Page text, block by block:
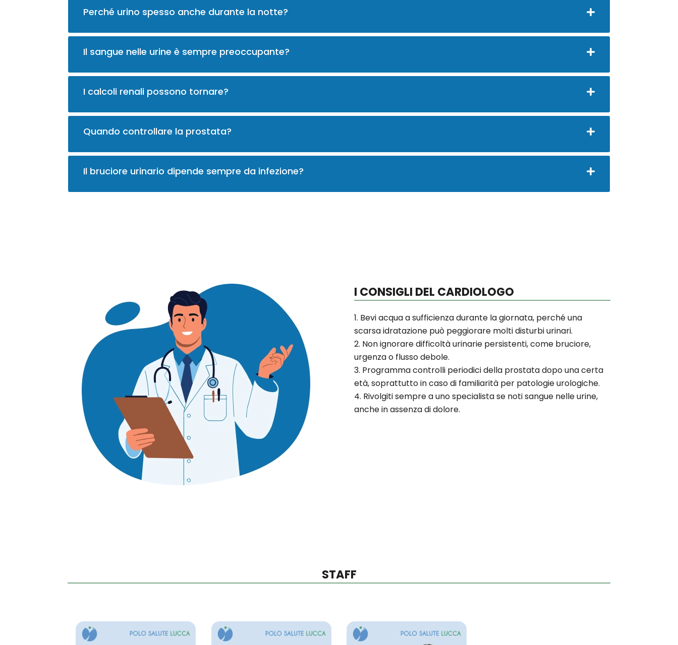
Perché urino spesso anche durante la notte?
Il sangue nelle urine è sempre preoccupante?
I calcoli renali possono tornare?
Quando controllare la prostata?
Il bruciore urinario dipende sempre da infezione?
I CONSIGLI DEL CARDIOLOGO
Bevi acqua a sufficienza durante la giornata, perché una
scarsa idratazione può peggiorare molti disturbi urinari.
Non ignorare difficoltà urinarie persistenti, come bruciore,
urgenza o flusso debole.
Programma controlli periodici della prostata dopo una certa
età, soprattutto in caso di familiarità per patologie urologiche.
Rivolgiti sempre a uno specialista se noti sangue nelle urine,
anche in assenza di dolore.
STAFF